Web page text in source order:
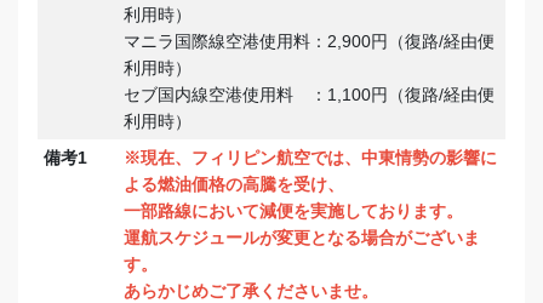
利用時）
マニラ国際線空港使用料：2,900円（復路/経由便
利用時）
セブ国内線空港使用料 ：1,100円（復路/経由便
利用時）
備考1
※現在、フィリピン航空では、中東情勢の影響に
よる燃油価格の高騰を受け、
一部路線において減便を実施しております。
運航スケジュールが変更となる場合がございま
す。
あらかじめご了承くださいませ。